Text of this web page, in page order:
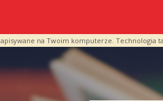
na Twoim komputerze.